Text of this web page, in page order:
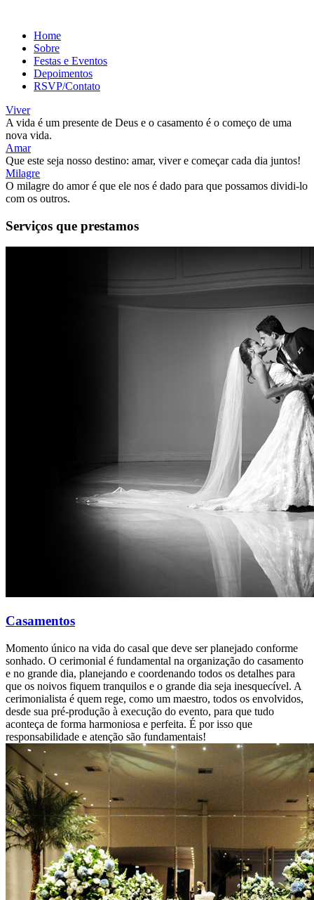
Home
Sobre
Festas e Eventos
Depoimentos
RSVP/Contato
Viver
A vida é um presente de Deus e o casamento é o começo de uma
nova vida.
Amar
Que este seja nosso destino: amar, viver e começar cada dia juntos!
Milagre
O milagre do amor é que ele nos é dado para que possamos dividi-lo
com os outros.
Serviços que prestamos
Casamentos
Momento único na vida do casal que deve ser planejado conforme
sonhado. O cerimonial é fundamental na organização do casamento
e no grande dia, planejando e coordenando todos os detalhes para
que os noivos fiquem tranquilos e o grande dia seja inesquecível. A
cerimonialista é quem rege, como um maestro, todos os envolvidos,
desde sua pré-produção à execução do evento, para que tudo
aconteça de forma harmoniosa e perfeita. É por isso que
responsabilidade e atenção são fundamentais!